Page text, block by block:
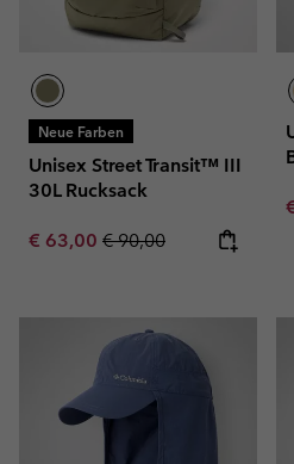
Neue Farben
Unisex Street Transit™ III
30L Rucksack
Sale price:
€ 63,00 Regular price:
€ 90,00